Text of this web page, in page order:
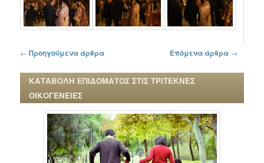
Πλοήγηση στα άρθρα
← Προηγούμενα άρθρα Επόμενα άρθρα →
ΚΑΤΑΒΟΛΗ ΕΠΙΔΟΜΑΤΟΣ ΣΤΙΣ ΤΡΙΤΕΚΝΕΣ
ΟΙΚΟΓΕΝΕΙΕΣ